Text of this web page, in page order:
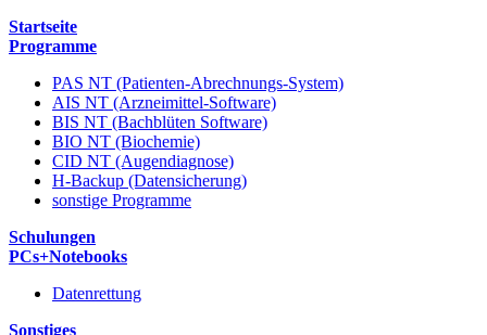
Startseite
Programme
PAS NT (Patienten-Abrechnungs-System)
AIS NT (Arzneimittel-Software)
BIS NT (Bachblüten Software)
BIO NT (Biochemie)
CID NT (Augendiagnose)
H-Backup (Datensicherung)
sonstige Programme
Schulungen
PCs+Notebooks
Datenrettung
Sonstiges